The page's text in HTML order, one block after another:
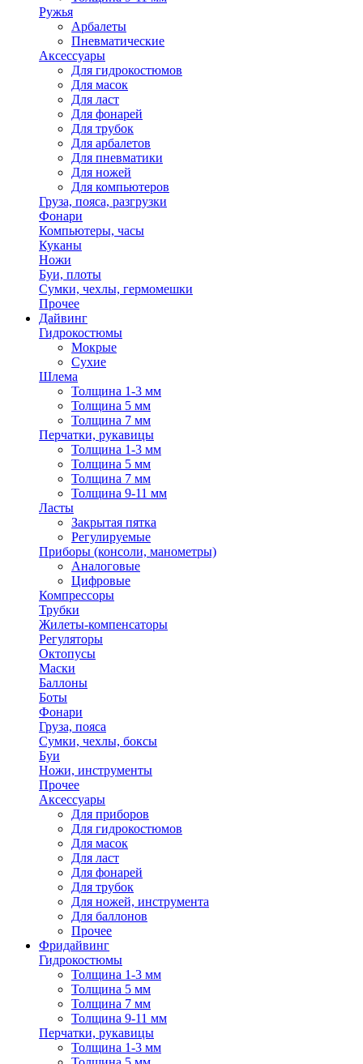
Ружья
Арбалеты
Пневматические
Аксессуары
Для гидрокостюмов
Для масок
Для ласт
Для фонарей
Для трубок
Для арбалетов
Для пневматики
Для ножей
Для компьютеров
Груза, пояса, разгрузки
Фонари
Компьютеры, часы
Куканы
Ножи
Буи, плоты
Сумки, чехлы, гермомешки
Прочее
Дайвинг
Гидрокостюмы
Мокрые
Сухие
Шлема
Толщина 1-3 мм
Толщина 5 мм
Толщина 7 мм
Перчатки, рукавицы
Толщина 1-3 мм
Толщина 5 мм
Толщина 7 мм
Толщина 9-11 мм
Ласты
Закрытая пятка
Регулируемые
Приборы (консоли, манометры)
Аналоговые
Цифровые
Компрессоры
Трубки
Жилеты-компенсаторы
Регуляторы
Октопусы
Маски
Баллоны
Боты
Фонари
Груза, пояса
Сумки, чехлы, боксы
Буи
Ножи, инструменты
Прочее
Аксессуары
Для приборов
Для гидрокостюмов
Для масок
Для ласт
Для фонарей
Для трубок
Для ножей, инструмента
Для баллонов
Прочее
Фридайвинг
Гидрокостюмы
Толщина 1-3 мм
Толщина 5 мм
Толщина 7 мм
Толщина 9-11 мм
Перчатки, рукавицы
Толщина 1-3 мм